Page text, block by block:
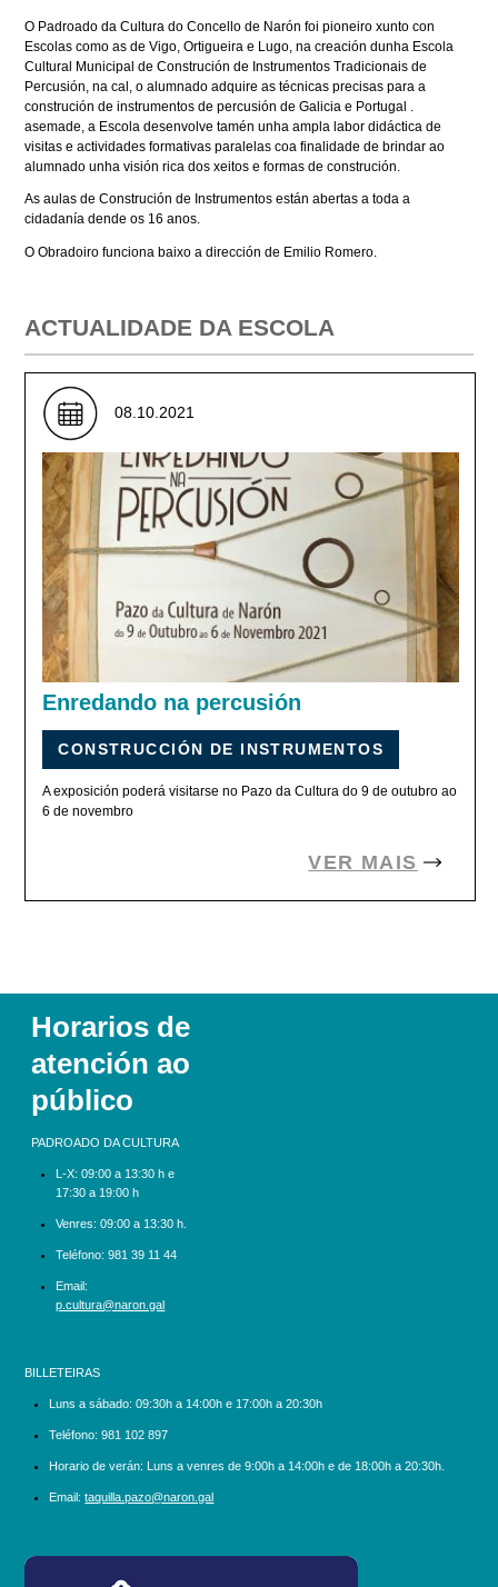
O Padroado da Cultura do Concello de Narón foi pioneiro xunto con
Escolas como as de Vigo, Ortigueira e Lugo, na creación dunha Escola
Cultural Municipal de Construción de Instrumentos Tradicionais de
Percusión, na cal, o alumnado adquire as técnicas precisas para a
construción de instrumentos de percusión de Galicia e Portugal .
asemade, a Escola desenvolve tamén unha ampla labor didáctica de
visitas e actividades formativas paralelas coa finalidade de brindar ao
alumnado unha visión rica dos xeitos e formas de construción.
As aulas de Construción de Instrumentos están abertas a toda a
cidadanía dende os 16 anos.
O Obradoiro funciona baixo a dirección de Emilio Romero.
ACTUALIDADE DA ESCOLA
08.10.2021
Enredando na percusión
CONSTRUCCIÓN DE INSTRUMENTOS
A exposición poderá visitarse no Pazo da Cultura do 9 de outubro ao
6 de novembro
VER MAIS
Horarios de
atención ao
público
PADROADO DA CULTURA
L-X: 09:00 a 13:30 h e
17:30 a 19:00 h
Venres: 09:00 a 13:30 h.
Teléfono: 981 39 11 44
Email:
p.cultura@naron.gal
BILLETEIRAS
Luns a sábado: 09:30h a 14:00h e 17:00h a 20:30h
Teléfono: 981 102 897
Horario de verán: Luns a venres de 9:00h a 14:00h e de 18:00h a 20:30h.
Email: taquilla.pazo@naron.gal
logo_depcoruna.png